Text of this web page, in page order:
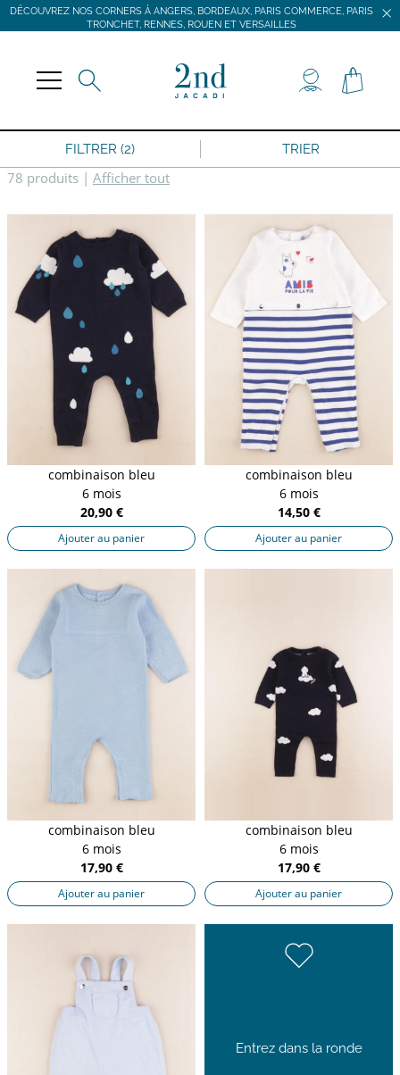
DÉCOUVREZ NOS CORNERS À ANGERS, BORDEAUX, PARIS COMMERCE, PARIS
TRONCHET, RENNES, ROUEN ET VERSAILLES
DÉCOUVREZ NOS CORNERS À ANGERS, BORDEAUX, PARIS COMMERCE, PARIS
TRONCHET, RENNES, ROUEN ET VERSAILLES
FILTRER (2) TRIER
78 produits | Afficher tout
combinaison bleu
6 mois
20,90 €
Ajouter au panier
combinaison bleu
6 mois
14,50 €
Ajouter au panier
combinaison bleu
6 mois
17,90 €
Ajouter au panier
combinaison bleu
6 mois
17,90 €
Ajouter au panier
Entrez dans la ronde